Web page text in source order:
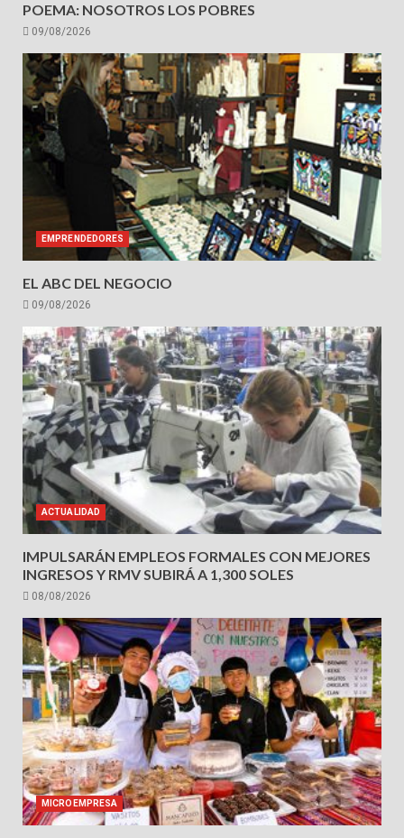
POEMA: NOSOTROS LOS POBRES
09/08/2026
EMPRENDEDORES
EL ABC DEL NEGOCIO
09/08/2026
ACTUALIDAD
IMPULSARÁN EMPLEOS FORMALES CON MEJORES
INGRESOS Y RMV SUBIRÁ A 1,300 SOLES
08/08/2026
MICROEMPRESA